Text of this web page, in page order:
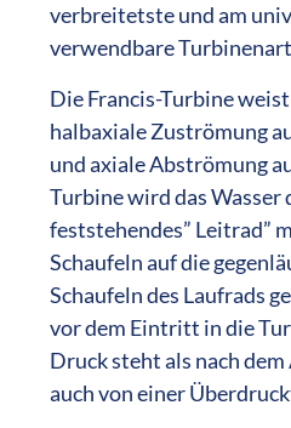
verbreitetste und am
verwendbare
Die Francis-Turbine
halbaxiale Zuströmung
und axiale Abströmung
Turbine wird das Wasser
feststehendes” Leitrad”
Schaufeln auf die
Schaufeln des Laufrads
vor dem Eintritt in die
Druck steht als nach
auch von einer